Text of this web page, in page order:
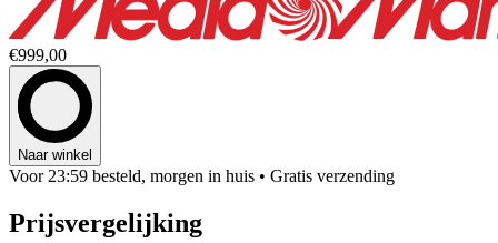
€999,00
Naar winkel
Voor 23:59 besteld, morgen in huis • Gratis verzending
Prijsvergelijking